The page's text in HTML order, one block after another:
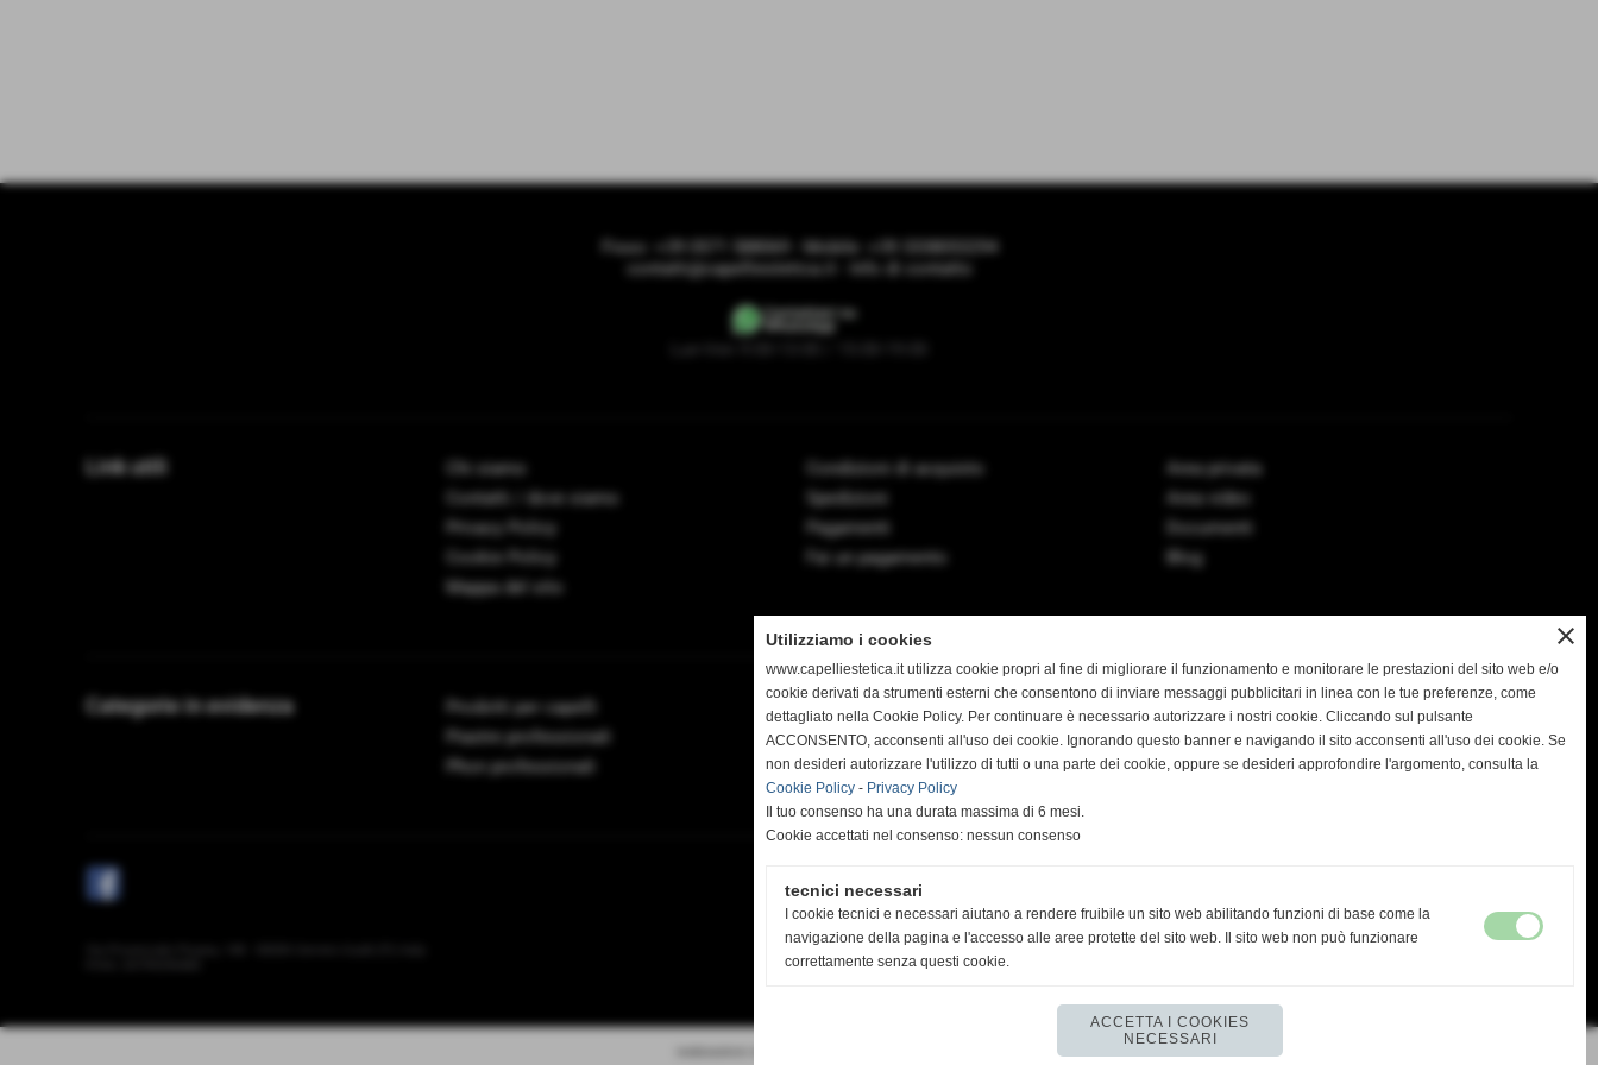
Fisso: +39 0571 588069 - Mobile:
+39 3338053294
contatti@capelliestetica.it
Info di contatto
Link utili
Chi siamo
Contatti / dove siamo
Privacy Policy
Cookie Policy
Mappa del sito
Condizioni di acquisto
Spedizioni
Pagamenti
Fai un pagamento
Area privata
Area video
Documenti
Blog
Categorie in evidenza
Prodotti per capelli
Piastre professionali
Phon professionali
Prodotti per estetica
Manicure e Pedicure
Linea Ricostruzione Unghie
Nuovi arrivi
Biacrè
Morocutti
close
Utilizziamo i cookies
www.capelliestetica.it utilizza cookie propri al fine di migliorare il funzionamento e monitorare le prestazioni del sito web e/o
cookie derivati da strumenti esterni che consentono di inviare messaggi pubblicitari in linea con le tue preferenze, come
dettagliato nella Cookie Policy. Per continuare è necessario autorizzare i nostri cookie. Cliccando sul pulsante
ACCONSENTO, acconsenti all'uso dei cookie. Ignorando questo banner e navigando il sito acconsenti all'uso dei cookie. Se
non desideri autorizzare l'utilizzo di tutti o una parte dei cookie, oppure se desideri approfondire l'argomento, consulta la
Cookie Policy - Privacy Policy
Il tuo consenso ha una durata massima di 6 mesi.
Cookie accettati nel consenso: nessun consenso
tecnici necessari
I cookie tecnici e necessari aiutano a rendere fruibile un sito web abilitando funzioni di base come la
navigazione della pagina e l'accesso alle aree protette del sito web. Il sito web non può funzionare
correttamente senza questi cookie.
ACCETTA I COOKIES
NECESSARI